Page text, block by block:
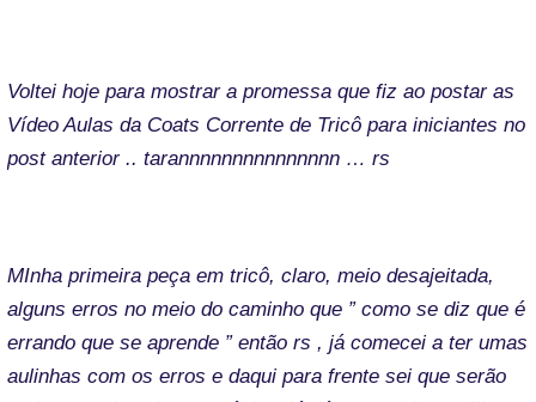
Voltei hoje para mostrar a promessa que fiz ao postar as
Vídeo Aulas da Coats Corrente de Tricô para iniciantes no
post anterior .. tarannnnnnnnnnnnnnn … rs
MInha primeira peça em tricô, claro, meio desajeitada,
alguns erros no meio do caminho que ” como se diz que é
errando que se aprende ” então rs , já comecei a ter umas
aulinhas com os erros e daqui para frente sei que serão